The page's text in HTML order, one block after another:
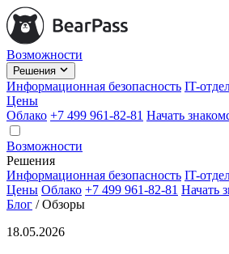
Возможности
Решения
Информационная безопасность IT-
Цены
Облако +7 499 961-82-81 Начать
Возможности
Решения
Информационная безопасность IT-
Цены Облако +7 499 961-82-81 Начать
Блог / Обзоры
18.05.2026